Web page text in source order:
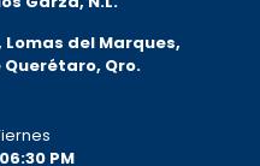
Lomas del Marques,
Querétaro, Qro.
PM